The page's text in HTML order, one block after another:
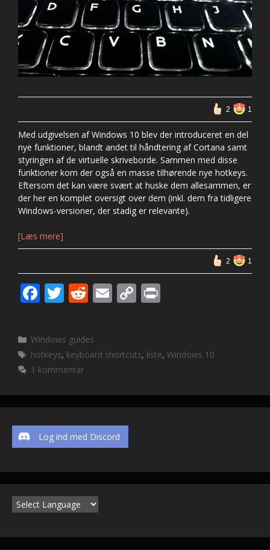
2 1
Med udgivelsen af Windows 10 blev der introduceret en del
nye funktioner, blandt andet til håndtering af Cortana samt
styringen af de virtuelle skriveborde. Sammen med disse
funktioner kom der også en masse tilhørende nye hotkeys.
Eftersom det kan være svært at huske dem allesammen, er
der her en komplet oversigt over dem (inkl. dem fra tidligere
Windows-versioner, der stadig er relevante).
[Læs mere]
2 1
F
e
b
o
o
k
T
itt
er
R
d
di
E
l
C
y
n
k
Kategorier
Windows guides
Tags
hotkeys, keyboard shortcuts, liste,Windows 10
1 kommentar
Log ind med Discord